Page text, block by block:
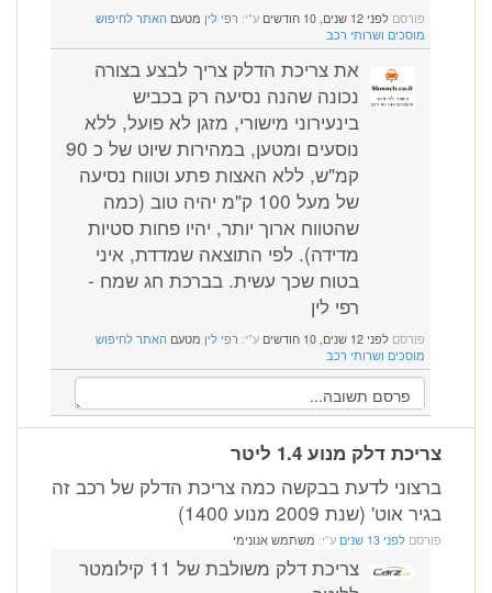
פורסם לפני 12 שנים, 10 חודשים ע"י: רפי לין מטעם האתר לחיפוש
מוסכים ושרותי רכב
את צריכת הדלק צריך לבצע בצורה
נכונה שהנה נסיעה רק בכביש
בינעירוני מישורי, מזגן לא פועל, ללא
נוסעים ומטען, במהירות שיוט של כ 90
קמ"ש, ללא האצות פתע וטווח נסיעה
של מעל 100 ק"מ יהיה טוב (כמה
שהטווח ארוך יותר, יהיו פחות סטיות
מדידה). לפי התוצאה שמדדת, איני
בטוח שכך עשית. בברכת חג שמח -
רפי לין
פורסם לפני 12 שנים, 10 חודשים ע"י: רפי לין מטעם האתר לחיפוש
מוסכים ושרותי רכב
צריכת דלק מנוע 1.4 ליטר
ברצוני לדעת בבקשה כמה צריכת הדלק של רכב זה
בגיר אוט' (שנת 2009 מנוע 1400)
פורסם לפני 13 שנים ע"י: משתמש אנונימי
צריכת דלק משולבת של 11 קילומטר